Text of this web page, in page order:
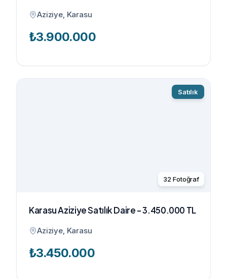
Aziziye, Karasu
₺3.900.000
Satılık
32 Fotoğraf
Karasu Aziziye Satılık Daire - 3.450.000 TL
Aziziye, Karasu
₺3.450.000